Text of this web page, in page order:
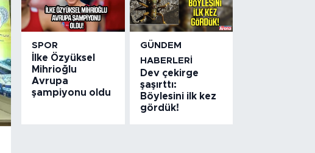
SPOR
İlke Özyüksel
Mihrioğlu
Avrupa
şampiyonu oldu
GÜNDEM
HABERLERI
Dev çekirge
şaşırttı:
Böylesini ilk kez
gördük!